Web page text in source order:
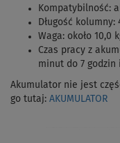
Kompatybilność:
Długość kolumny:
Waga: około 10,0
Czas pracy z
minut do 7 godzin
Akumulator nie jest
go tutaj: AKUMULATOR